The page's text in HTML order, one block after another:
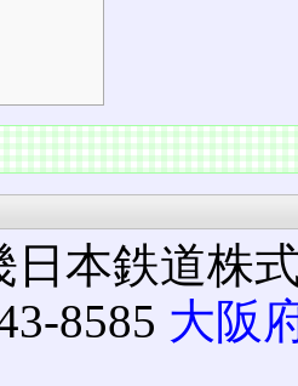
日本鉄道株
8585 大阪